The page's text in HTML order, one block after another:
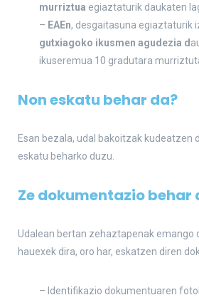
murriztua egiaztaturik daukaten
– EAEn, desgaitasuna egiaztaturik
gutxiagoko ikusmen agudezia d
ikuseremua 10 gradutara
Non eskatu behar da?
Esan bezala, udal bakoitzak kudeatzen
eskatu beharko duzu.
Ze dokumentazio behar
Udalean bertan zehaztapenak emango
hauexek dira, oro har, eskatzen diren
– Identifikazio dokumentuaren